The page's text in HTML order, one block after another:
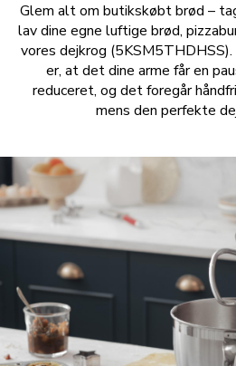
Glem alt om butikskøbt brød –
lav dine egne luftige brød,
vores dejkrog
er, at det dine arme får en
reduceret, og det foregår
mens den perfekte